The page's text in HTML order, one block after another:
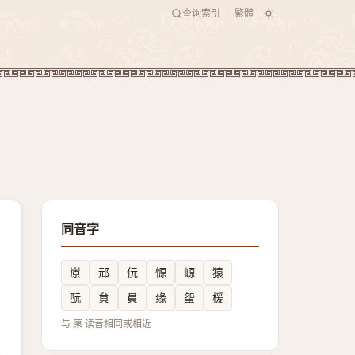
查询索引 繁體
同音字
㟶 邧 㐾 㥳 㟲
猿
酛
貟 員 缘 䖤 楥
与 厡 读音相同或相近